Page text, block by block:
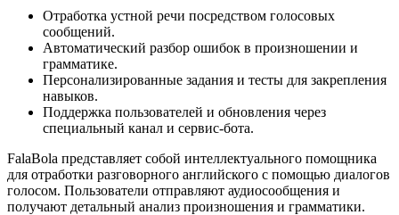
Отработка устной речи посредством голосовых
сообщений.
Автоматический разбор ошибок в произношении и
грамматике.
Персонализированные задания и тесты для закрепления
навыков.
Поддержка пользователей и обновления через
специальный канал и сервис-бота.
FalaBola представляет собой интеллектуального помощника
для отработки разговорного английского с помощью диалогов
голосом. Пользователи отправляют аудиосообщения и
получают детальный анализ произношения и грамматики.